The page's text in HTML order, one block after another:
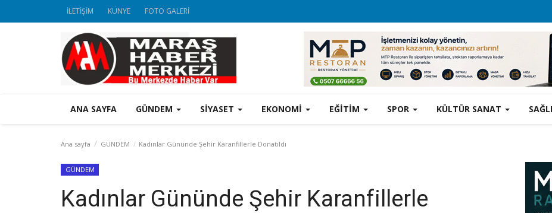
İLETİŞİM KÜNYE FOTO GALERİ
ANA SAYFA GÜNDEM SİYASET EKONOMİ EĞİTİM SPOR KÜLTÜR SANAT
Ana sayfa GÜNDEM Kadınlar Gününde Şehir Karanfillerle Donatıldı
GÜNDEM
Kadınlar Gününde Şehir Karanfillerle